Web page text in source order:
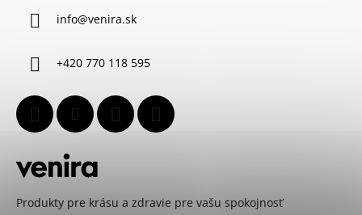
info@venira.sk
+420 770 118 595
Produkty pre krásu a zdravie pre vašu spokojnosť